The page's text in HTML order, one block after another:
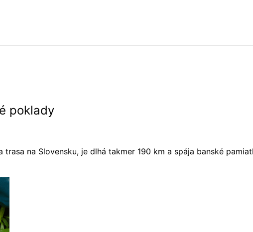
poklady
na Slovensku, je dlhá takmer 190 km a spája banské